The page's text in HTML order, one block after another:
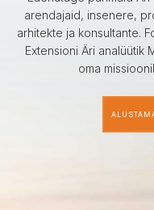
arendajaid, insenere,
arhitekte ja konsultante.
Extensioni Äri analüütik
oma